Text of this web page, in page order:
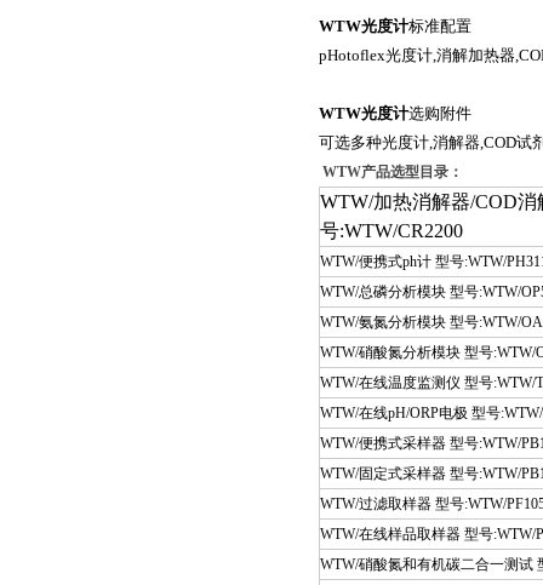
WTW光度计标准配置
pHotoflex光度计,消解加热器
WTW光度计选购附件
可选多种光度计,消解器,COD试
WTW产品选型目录：
WTW/加热消解器/COD消
号:WTW/CR2200
WTW/便携式ph计 型号:WTW/
WTW/总磷分析模块 型号:WTW/
WTW/氨氮分析模块 型号:WTW/
WTW/硝酸氮分析模块 型号:WTW/
WTW/在线温度监测仪 型号:WTW/
WTW/在线pH/ORP电极 型号:WTW/
WTW/便携式采样器 型号:WTW/
WTW/固定式采样器 型号:WTW/
WTW/过滤取样器 型号:WTW/
WTW/在线样品取样器 型号:WTW/
WTW/硝酸氮和有机碳二合一测试